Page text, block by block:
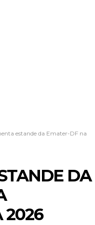
estande da Emater-DF na
DA
2026